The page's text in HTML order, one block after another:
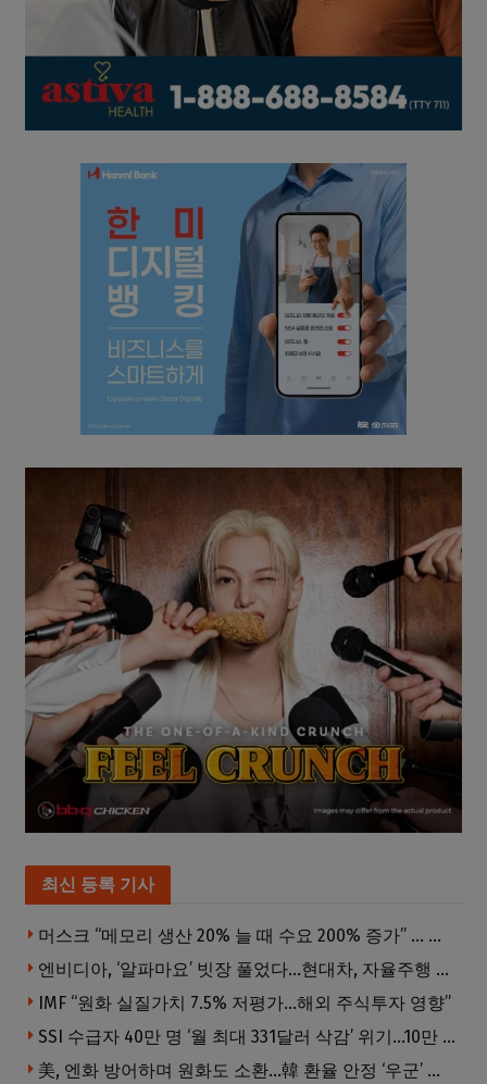
최신 등록 기사
머스크 “메모리 생산 20% 늘 때 수요 200% 증가” … 반도체 매출 1조달러 눈 앞
엔비디아, ‘알파마요’ 빗장 풀었다…현대차, 자율주행 속도내나
IMF “원화 실질가치 7.5% 저평가…해외 주식투자 영향”
SSI 수급자 40만 명 ‘월 최대 331달러 삭감’ 위기…10만 명은 수급자격 상실
美, 엔화 방어하며 원화도 소환…韓 환율 안정 ‘우군’ 되나